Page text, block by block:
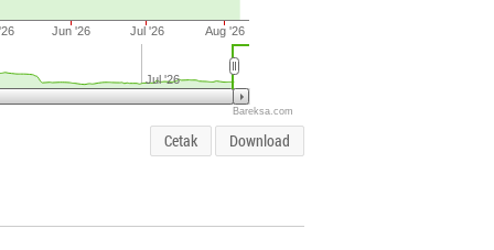
Jun '26 Jul '26 Aug '26
Jul '26
Bareksa.com
Cetak Download